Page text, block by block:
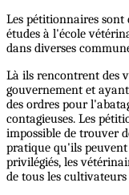
Les pétitionnaires sont
études à l'école
dans diverses
Là ils rencontrent des
gouvernement et
des ordres pour
contagieuses. Les
impossible de trouver
pratique qu'ils
privilégiés, les
de tous les cultivateurs